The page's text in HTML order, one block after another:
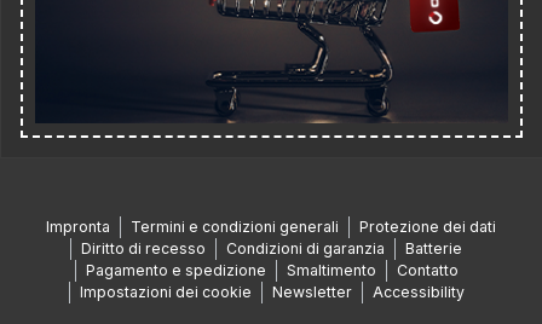
Impronta Termini e condizioni generali
Protezione dei dati
Diritto di recesso
Condizioni di garanzia
Batterie
Pagamento e spedizione
Smaltimento
Contatto
Impostazioni dei cookie
Newsletter Accessibility